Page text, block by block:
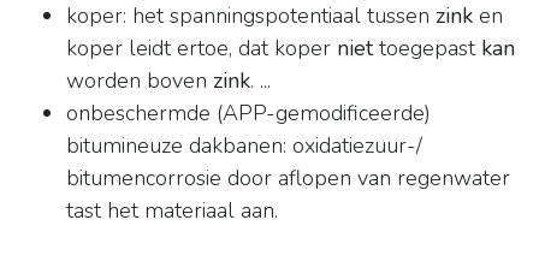
koper: het spanningspotentiaal tussen zink en
koper leidt ertoe, dat koper niettoegepast kan
worden boven zink. ...
onbeschermde (APP-gemodificeerde)
bitumineuze dakbanen: oxidatiezuur-/
bitumencorrosie door aflopen van regenwater
tast het materiaal aan.